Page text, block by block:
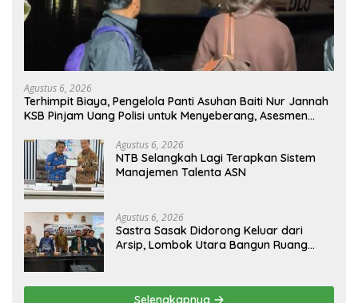
Agustus 6, 2026
Terhimpit Biaya, Pengelola Panti Asuhan Baiti Nur Jannah
KSB Pinjam Uang Polisi untuk Menyeberang, Asesmen
Agustus 6, 2026
NTB Selangkah Lagi Terapkan Sistem
Manajemen Talenta ASN
Agustus 6, 2026
Sastra Sasak Didorong Keluar dari
Arsip, Lombok Utara Bangun Ruang
Selengkapnya